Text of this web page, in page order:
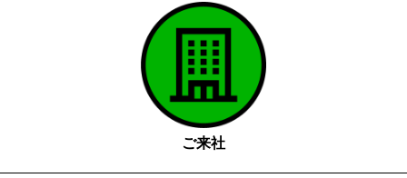
公衆衛生の向上又は児童の健全な育成の推進のために特に必要
がある場合であって、本人の同意を得る事が困難であるとき
国の機関若しくは地方公共団体又はその委託を受けた者が法令
の定める事務を遂行することに対して協力する必要がある場合
であって、本人の同意を得ることによって当該事務の遂行に支
障を及ぼすおそれがあるとき
ご来社